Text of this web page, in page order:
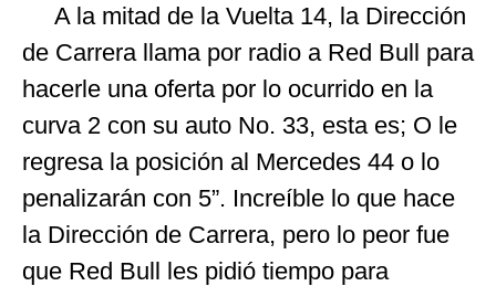
A la mitad de la Vuelta 14, la Dirección
de Carrera llama por radio a Red Bull para
hacerle una oferta por lo ocurrido en la
curva 2 con su auto No. 33, esta es; O le
regresa la posición al Mercedes 44 o lo
penalizarán con 5”. Increíble lo que hace
la Dirección de Carrera, pero lo peor fue
que Red Bull les pidió tiempo para